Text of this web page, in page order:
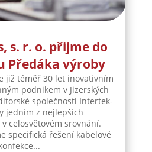
s. r. o. přijme do
Předáka výroby
již téměř 30 let inovativním
podnikem v Jizerských
společnosti Intertek-
jedním z nejlepších
celosvětovém srovnání.
specifická řešení kabelové